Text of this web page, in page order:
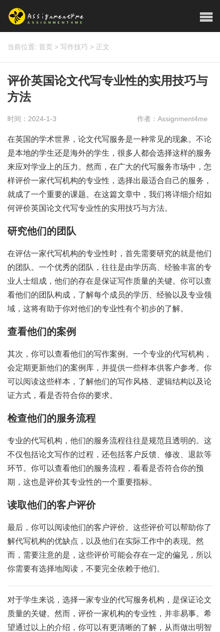
当前位置: 首页 > 写作技巧 > 正文
评价英国论文代写专业性的实用技巧与
方法
时间：2024-1-3 作者：Assignment4me
在英国的学术世界，论文代写服务是一种常见的现象。不论
是本地的学生还是海外的学生，很多人都会选择这样的服务
来应对学业上的压力。然而，在广大的代写服务市场中，怎
样评价一家代写机构的专业性，选择出最适合自己的服务，
就成了一个重要的课题。在这篇文章中，我们将详细介绍如
何评价英国论文代写专业性的实用技巧与方法。
研究他们的团队
在评估一家代写机构的专业性时，首先需要研究的就是他们
的团队。一个优秀的团队，往往是由学历高、经验丰富的专
业人士组成，他们的存在是保证写作质量的关键。你可以查
看他们的团队构成，了解每个成员的学历、经验以及专业领
域，这将有助于你对他们的专业性有个初步的了解。
查看他们的案例
其次，你可以查看他们的写作案例。一个专业的代写机构，
会定期更新他们的案例库，并提供一些样本供客户参考。你
可以阅读这些样本，了解他们的写作风格、逻辑结构以及论
证方式，看是否符合你的要求。
检查他们的服务流程
专业的代写机构，他们的服务流程往往是规范且透明的。这
不仅包括论文写作的过程，还包括客户反馈、修改、退款等
环节。你可以查看他们的服务流程，看看是否符合你的预
期，这也是评价其专业性的一个重要指标。
读取他们的客户评价
最后，你可以阅读他们的客户评价。这些评价可以帮助你了
解代写机构的优缺点，以及他们在实际工作中的表现。然
而，需要注意的是，这些评价可能会存在一定的偏见，所以
你需要有选择地阅读，不要完全依赖于他们。
对于学生来说，选择一家专业的代写服务机构，是保证论文
质量的关键。然而，评价一家机构的专业性，并非易事。希
望通过以上的介绍，你可以有更清晰的了解，从而做出明智